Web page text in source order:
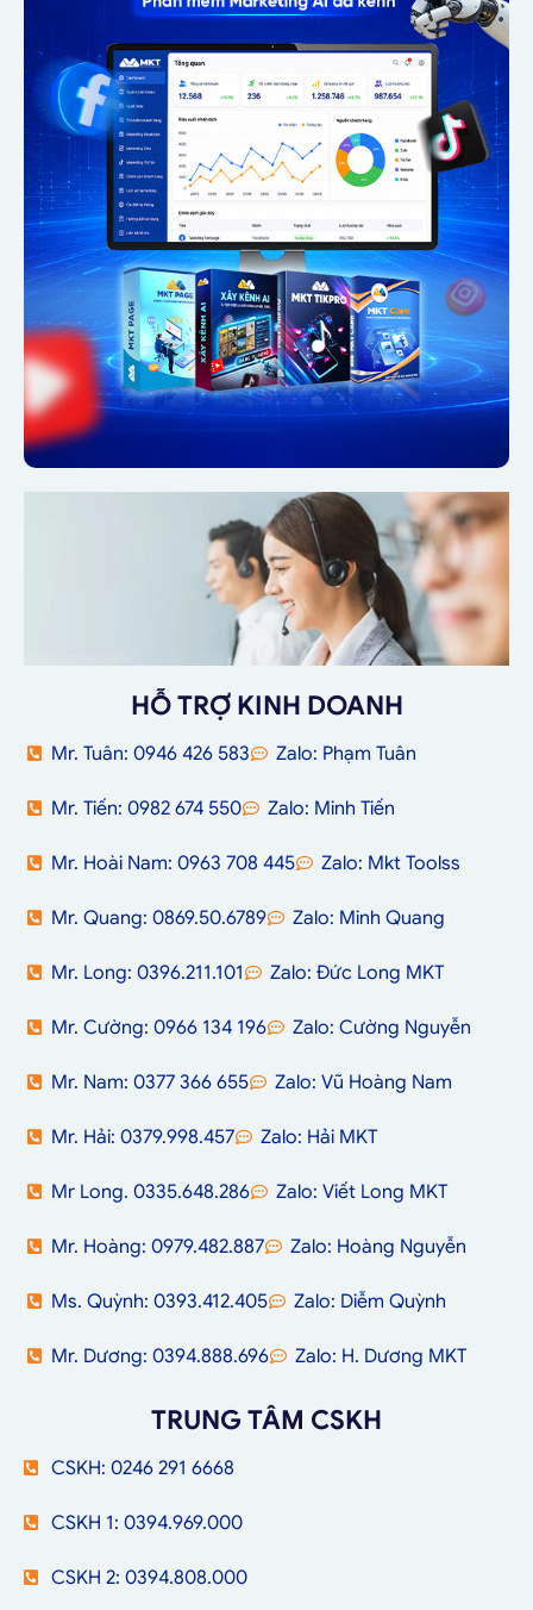
HỖ TRỢ KINH DOANH
Mr. Tuân: 0946 426 583 Zalo: Phạm Tuân
Mr. Tiến: 0982 674 550 Zalo: Minh Tiến
Mr. Hoài Nam: 0963 708 445 Zalo: Mkt Toolss
Mr. Quang: 0869.50.6789 Zalo: Minh Quang
Mr. Long: 0396.211.101 Zalo: Đức Long MKT
Mr. Cường: 0966 134 196 Zalo: Cường Nguyễn
Mr. Nam: 0377 366 655 Zalo: Vũ Hoàng Nam
Mr. Hải: 0379.998.457 Zalo: Hải MKT
Mr Long. 0335.648.286 Zalo: Viết Long MKT
Mr. Hoàng: 0979.482.887 Zalo: Hoàng Nguyễn
Ms. Quỳnh: 0393.412.405 Zalo: Diễm Quỳnh
Mr. Dương: 0394.888.696 Zalo: H. Dương MKT
TRUNG TÂM CSKH
CSKH: 0246 291 6668
CSKH 1: 0394.969.000
CSKH 2: 0394.808.000